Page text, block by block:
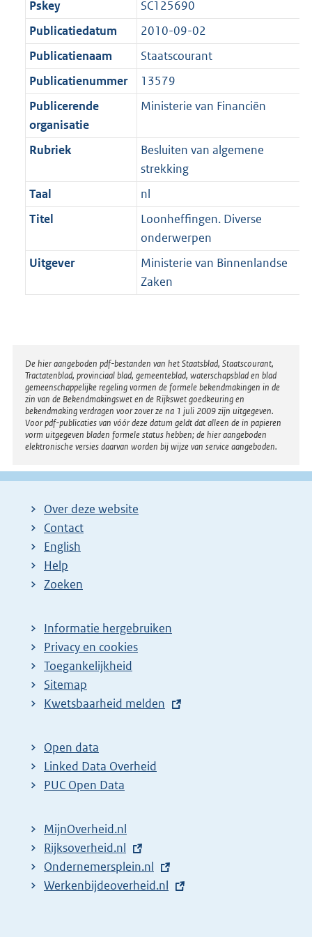
t
a
t
a
a
t
1
K
b
:
1
K
b
Pskey
SC125690
Publicatiedatum
2010-09-02
Publicatienaam
Staatscourant
Publicatienummer
13579
Publicerende
organisatie
Ministerie van Financiën
Rubriek
Besluiten van algemene
strekking
Taal
nl
Titel
Loonheffingen. Diverse
onderwerpen
Uitgever
Ministerie van Binnenlandse
Zaken
Disclaimer
De hier aangeboden pdf-bestanden van het Staatsblad, Staatscourant,
Tractatenblad, provinciaal blad, gemeenteblad, waterschapsblad en blad
gemeenschappelijke regeling vormen de formele bekendmakingen in de
zin van de Bekendmakingswet en de Rijkswet goedkeuring en
bekendmaking verdragen voor zover ze na 1 juli 2009 zijn uitgegeven.
Voor pdf-publicaties van vóór deze datum geldt dat alleen de in papieren
vorm uitgegeven bladen formele status hebben; de hier aangeboden
elektronische versies daarvan worden bij wijze van service aangeboden.
Over deze website
Contact
English
Help
Zoeken
Informatie hergebruiken
Privacy en cookies
Toegankelijkheid
Sitemap
E
t
e
r
l
i
n
k
Kwetsbaarheid melden
Open data
Linked Data Overheid
PUC Open Data
MijnOverheid.nl
E
x
t
Rijksoverheid.nl
E
x
Ondernemersplein.nl
E
Werkenbijdeoverheid.nl